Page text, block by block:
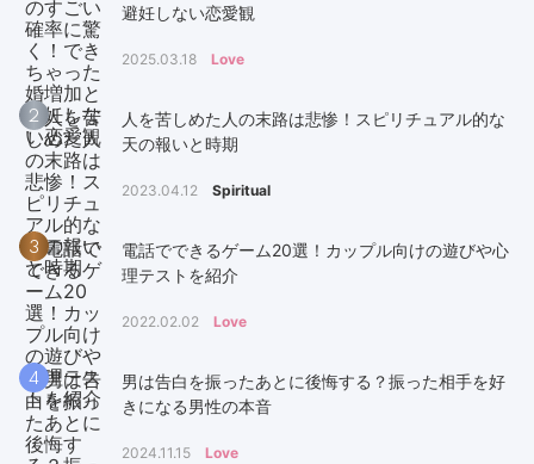
避妊しない恋愛観
2025.03.18 Love
2
人を苦しめた人の末路は悲惨！スピリチュアル的な
天の報いと時期
2023.04.12 Spiritual
3
電話でできるゲーム20選！カップル向けの遊びや心
理テストを紹介
2022.02.02 Love
4
男は告白を振ったあとに後悔する？振った相手を好
きになる男性の本音
2024.11.15 Love